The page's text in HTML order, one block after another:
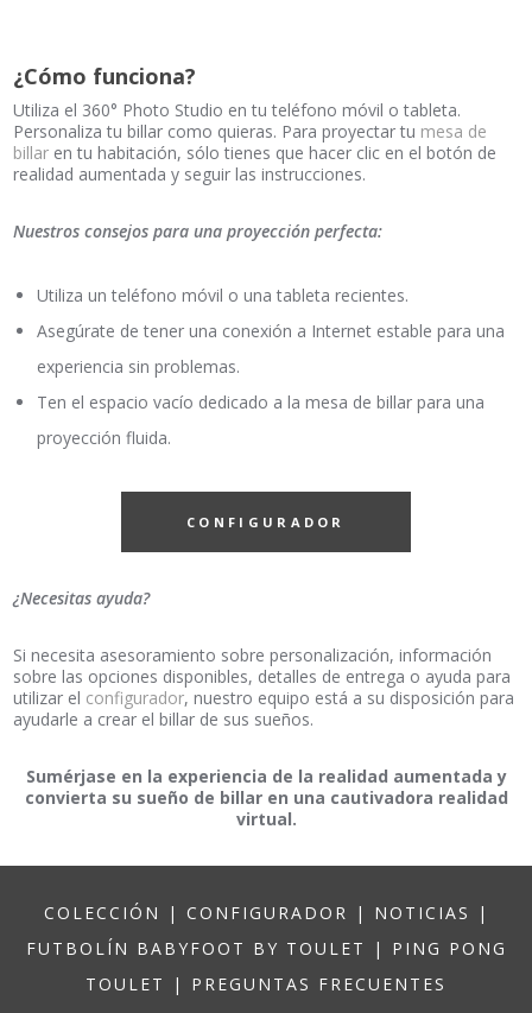
¿Cómo funciona?
Utiliza el 360° Photo Studio en tu teléfono móvil o tableta.
Personaliza tu billar como quieras. Para proyectar tu mesa de
billar en tu habitación, sólo tienes que hacer clic en el botón de
realidad aumentada y seguir las instrucciones.
Nuestros consejos para una proyección perfecta:
Utiliza un teléfono móvil o una tableta recientes.
Asegúrate de tener una conexión a Internet estable para una
experiencia sin problemas.
Ten el espacio vacío dedicado a la mesa de billar para una
proyección fluida.
CONFIGURADOR
¿Necesitas ayuda?
Si necesita asesoramiento sobre personalización, información
sobre las opciones disponibles, detalles de entrega o ayuda para
utilizar el configurador, nuestro equipo está a su disposición para
ayudarle a crear el billar de sus sueños.
Sumérjase en la experiencia de la realidad aumentada y
convierta su sueño de billar en una cautivadora realidad
virtual.
COLECCIÓN | CONFIGURADOR | NOTICIAS
|
FUTBOLÍN BABYFOOT BY TOULET
| PING PONG
TOULET
| PREGUNTAS FRECUENTES